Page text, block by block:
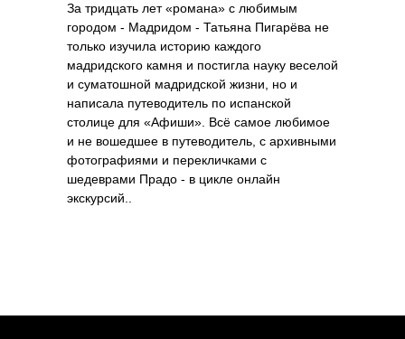
За тридцать лет «романа» с любимым
городом - Мадридом - Татьяна Пигарёва не
только изучила историю каждого
мадридского камня и постигла науку веселой
и суматошной мадридской жизни, но и
написала путеводитель по испанской
столице для «Афиши». Всё самое любимое
и не вошедшее в путеводитель, с архивными
фотографиями и перекличками с
шедеврами Прадо - в цикле онлайн
экскурсий..